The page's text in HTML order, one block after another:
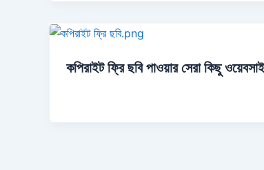
কপিরাইট ফ্রি ছবি পাওয়ার সেরা কিছু